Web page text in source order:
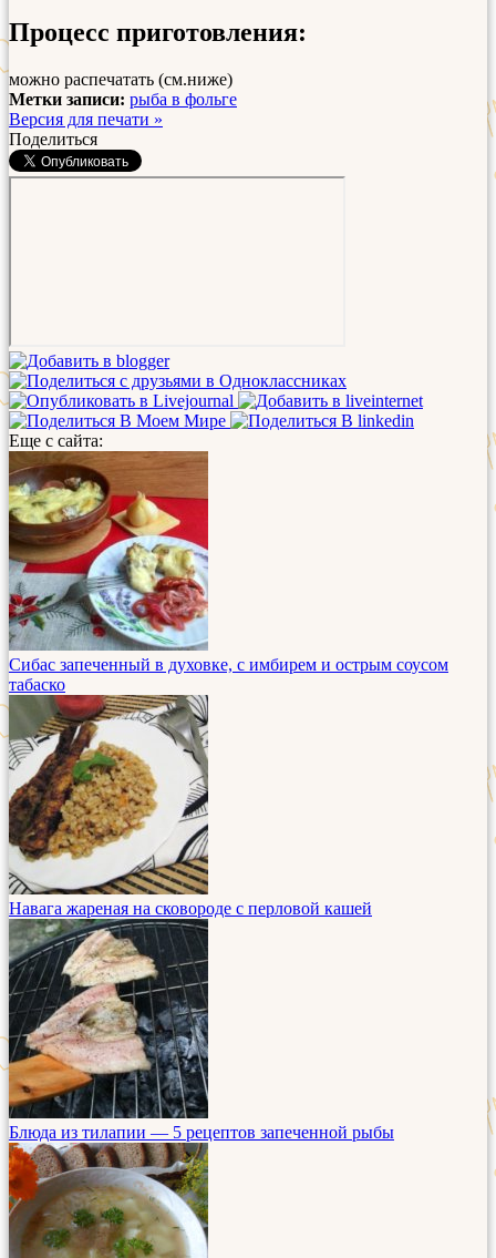
Процесс приготовления:
можно распечатать (см.ниже)
Метки записи: рыба в фольге
Версия для печати »
Поделиться
Еще с сайта:
Сибас запеченный в духовке, с имбирем и острым соусом
табаско
Навага жареная на сковороде с перловой кашей
Блюда из тилапии — 5 рецептов запеченной рыбы